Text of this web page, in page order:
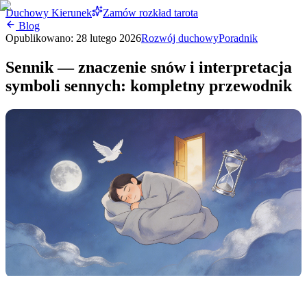
Duchowy Kierunek
Zamów rozkład tarota
Blog
Opublikowano: 28 lutego 2026Rozwój duchowyPoradnik
Sennik — znaczenie snów i interpretacja
symboli sennych: kompletny przewodnik